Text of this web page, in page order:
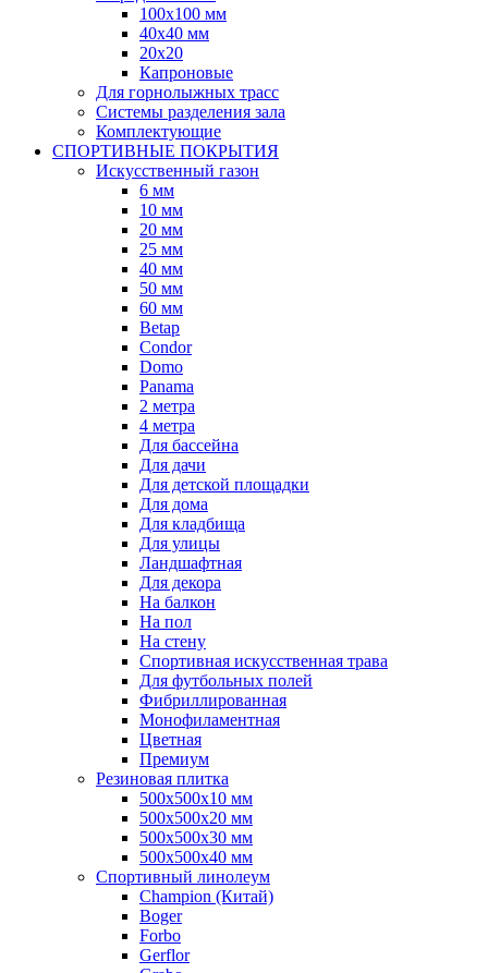
100х100 мм
40х40 мм
20х20
Капроновые
Для горнолыжных трасс
Системы разделения зала
Комплектующие
СПОРТИВНЫЕ ПОКРЫТИЯ
Искусственный газон
6 мм
10 мм
20 мм
25 мм
40 мм
50 мм
60 мм
Betap
Condor
Domo
Panama
2 метра
4 метра
Для бассейна
Для дачи
Для детской площадки
Для дома
Для кладбища
Для улицы
Ландшафтная
Для декора
На балкон
На пол
На стену
Спортивная искусственная трава
Для футбольных полей
Фибриллированная
Монофиламентная
Цветная
Премиум
Резиновая плитка
500х500х10 мм
500х500х20 мм
500х500х30 мм
500х500х40 мм
Спортивный линолеум
Champion (Китай)
Boger
Forbo
Gerflor